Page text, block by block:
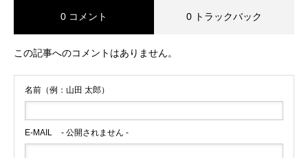
0 コメント 0 トラックバック
この記事へのコメントはありません。
名前（例：山田 太郎）
E-MAIL - 公開されません -